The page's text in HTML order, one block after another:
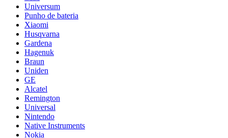
Universum
Punho de bateria
Xiaomi
Husqvarna
Gardena
Hagenuk
Braun
Uniden
GE
Alcatel
Remington
Universal
Nintendo
Native Instruments
Nokia